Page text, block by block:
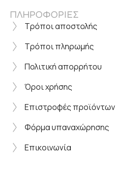
ΠΛΗΡΟΦΟΡΙΕΣ
Τρόποι αποστολής
Τρόποι πληρωμής
Πολιτική απορρήτου
Όροι χρήσης
Επιστροφές προϊόντων
Φόρμα υπαναχώρησης
Επικοινωνία